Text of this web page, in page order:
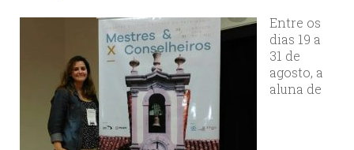
Entre os
dias 19 a
31 de
agosto, a
aluna de